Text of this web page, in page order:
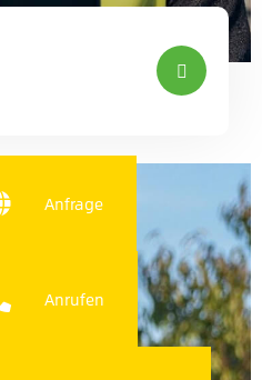
Anfrage
Anrufen